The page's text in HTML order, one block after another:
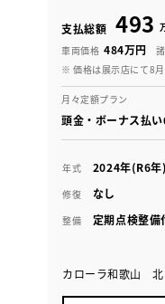
支払総額 493
車両価格 484万円
※ 価格は展示店にて8
月々定額プラン
頭金・ボーナス払
年式 2024年(R6年)
修復 なし
整備 定期点検整備
カローラ和歌山